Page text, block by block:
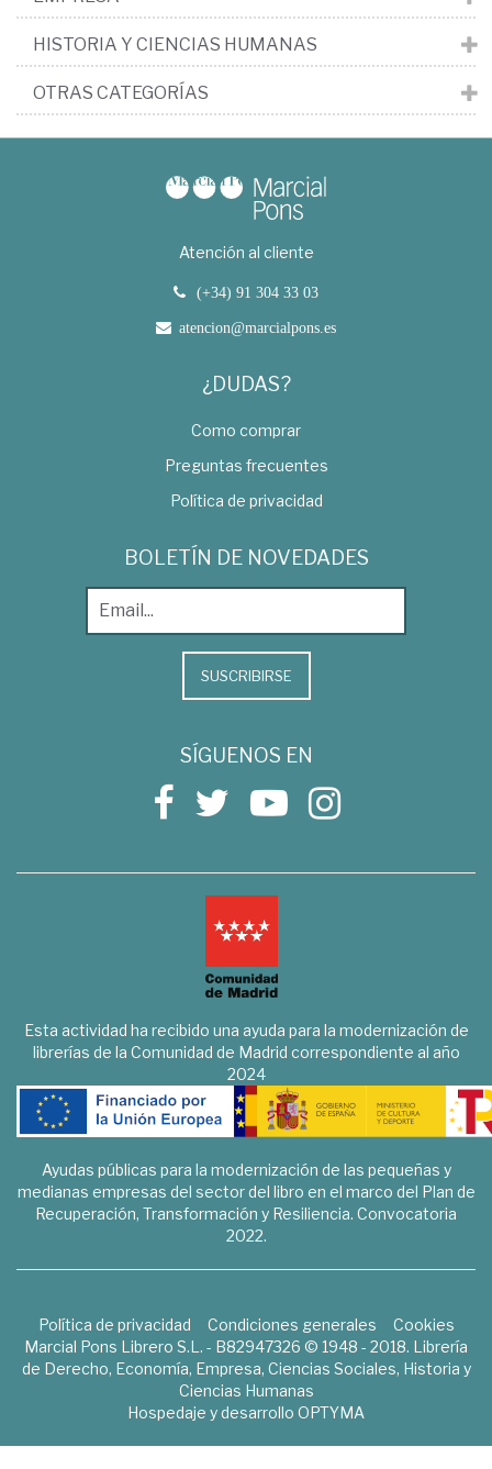
HISTORIA Y CIENCIAS HUMANAS
OTRAS CATEGORÍAS
Atención al cliente
(+34) 91 304 33 03
atencion@marcialpons.es
¿DUDAS?
Como comprar
Preguntas frecuentes
Política de privacidad
BOLETÍN DE NOVEDADES
SUSCRIBIRSE
SÍGUENOS EN
Esta actividad ha recibido una ayuda para la modernización de
librerías de la Comunidad de Madrid correspondiente al año
2024
Ayudas públicas para la modernización de las pequeñas y
medianas empresas del sector del libro en el marco del Plan de
Recuperación, Transformación y Resiliencia. Convocatoria
2022.
Política de privacidad Condiciones generales
Cookies
Marcial Pons Librero S.L. - B82947326 © 1948 - 2018. Librería
de Derecho, Economía, Empresa, Ciencias Sociales, Historia y
Ciencias Humanas
Hospedaje y desarrollo OPTYMA